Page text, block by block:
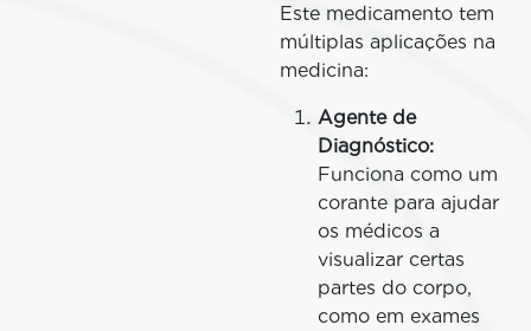
Este medicamento tem
múltiplas aplicações na
medicina:
Agente de
Diagnóstico:
Funciona como um
corante para ajudar
os médicos a
visualizar certas
partes do corpo,
como em exames